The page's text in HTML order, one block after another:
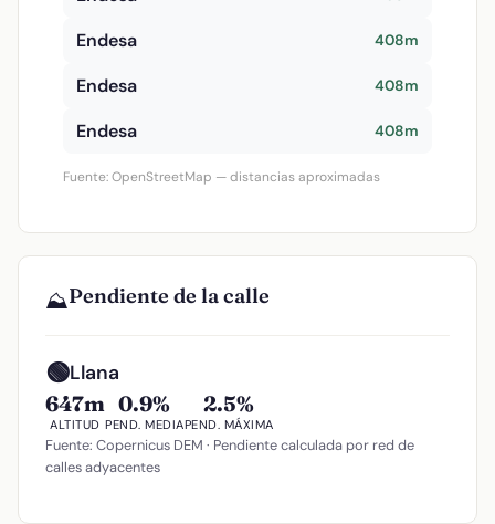
Endesa 408m
Endesa 408m
Endesa 408m
Fuente: OpenStreetMap — distancias aproximadas
⛰️Pendiente de la calle
🟢Llana
647m
ALTITUD
0.9%
PEND. MEDIA
2.5%
PEND. MÁXIMA
Fuente: Copernicus DEM · Pendiente calculada por red de
calles adyacentes